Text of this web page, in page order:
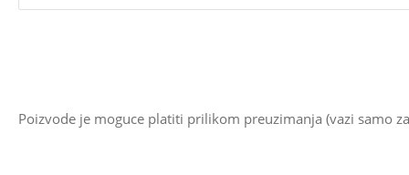
Poizvode je moguce platiti prilikom preuzimanja (vazi samo